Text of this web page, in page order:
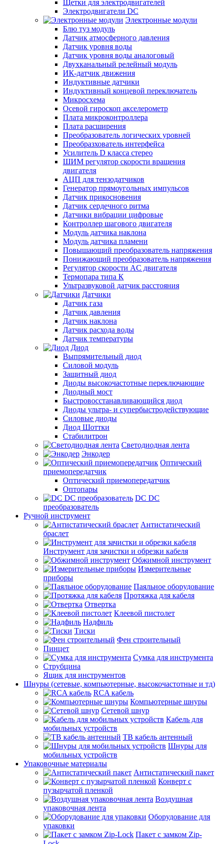
Щетки для электродвигателей
Электродвигатели DC
Электронные модули
Блю туз модуль
Датчик атмосферного давления
Датчик уровня воды
Датчик уровня воды аналоговый
Двухканальный релейный модуль
ИК-датчик движения
Индуктивные датчики
Индуктивный концевой переключатель
Микросхема
Осевой гироскоп акселерометр
Плата микроконтроллера
Плата расширения
Преобразователь логических уровней
Преобразхователь интерфейса
Усилитель D класса стерео
ШИМ регулятор скорости вращения
двигателя
АЦП для тензодатчиков
Генератор прямоугольных импульсов
Датчик прикосновения
Датчик сердечного ритма
Датчики вибрации цифровые
Контроллер шагового двигателя
Модуль датчика наклона
Модуль датчика пламени
Повышающий преобразователь напряжения
Понижающий преобразователь напряжения
Регулятор скорости AC двигателя
Термопара типа К
Ультразвуковой датчик расстояния
Датчики
Датчик газа
Датчик давления
Датчик наклона
Датчик расхода воды
Датчик температуры
Диод
Выпрямительный диод
Силовой модуль
Защитный диод
Диоды высокочастотные переключающие
Диодный мост
Быстровосстанавливающийся диод
Диоды ультра- и супербыстродействующие
Силовые диоды
Диод Шоттки
Стабилитрон
Светодиодная лента
Энкодер
Оптический
приемопередатчик
Оптический приемопередатчик
Оптопары
DC DC
преобразователь
Ручной инструмент
Антистатический
браслет
Инструмент для зачистки и обрезки кабеля
Обжимной инструмент
Измерительные
приборы
Паяльное оборудование
Протяжка для кабеля
Отвертка
Клеевой пистолет
Надфиль
Тиски
Фен строительный
Пинцет
Сумка для инструмента
Струбцина
Ящик для инструментов
Шнуры (сетевые, компьютерные, высокочастотные и тд)
RCA кабель
Компьютерные шнуры
Сетевой шнур
Кабель для
мобильных устройств
ТВ кабель антенный
Шнуры для
мобильных устройств
Упаковочные материалы
Антистатический пакет
Конверт с
пузырчатой пленкой
Воздушная
упаковочная лента
Оборудование для
упаковки
Пакет с замком Zip-